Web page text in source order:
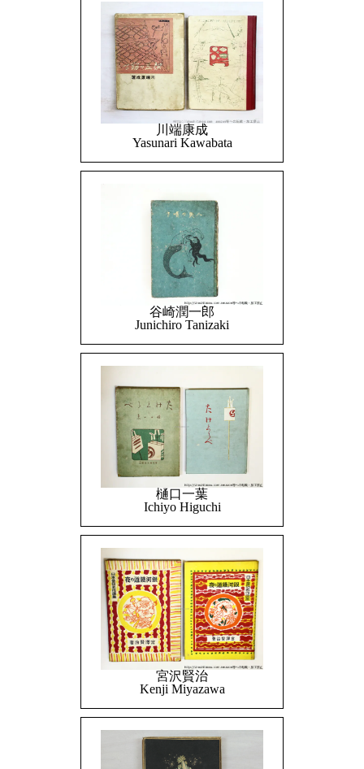
川端康成
Yasunari Kawabata
谷崎潤一郎
Junichiro Tanizaki
樋口一葉
Ichiyo Higuchi
宮沢賢治
Kenji Miyazawa